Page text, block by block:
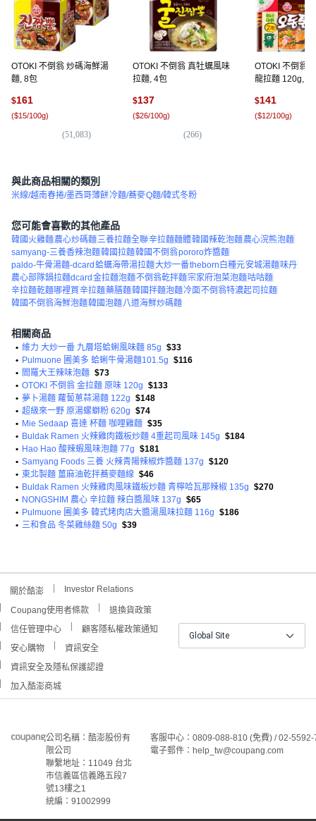
OTOKI 不倒翁 炒碼海鮮湯
麵, 8包
$161
($15/100g)
(51,083)
OTOKI 不倒翁 真牡蠣風味
拉麵, 4包
$137
($26/100g)
(266)
OTOKI 不倒翁
龍拉麵 120g,
$141
($12/100g)
與此商品相關的類別
米線/越南春捲/墨西哥薄餅冷麵/蕎麥Q麵/韓式冬粉
您可能會喜歡的其他產品
韓國火雞麵農心炒碼麵三養拉麵全聯辛拉麵麵體韓國辣乾泡麵農心浣熊泡麵
samyang-三養香辣泡麵韓國拉麵韓國不倒翁pororo炸醬麵
paldo-牛骨湯麵-dcard 蛤蠣海帶湯拉麵大炒一番theborn白種元安城湯麵味丹
農心部隊鍋拉麵dcard金拉麵泡麵不倒翁乾拌麵宗家府泡菜泡麵咕咕麵
辛拉麵乾麵哪裡買辛拉麵藥膳麵韓國拌麵泡麵冷面不倒翁特濃起司拉麵
韓國不倒翁海鮮泡麵韓國泡麵八道海鮮炒碼麵
相關商品
• 維力 大炒一番 九層塔蛤蜊風味麵 85g $33
• Pulmuone 圃美多 蛤蜊牛骨湯麵101.5g $116
• 閻羅大王辣味泡麵 $73
• OTOKI 不倒翁 金拉麵 原味 120g $133
• 夢卜湯麵 蘿蔔蔥蒜湯麵 122g $148
• 超級來一野 原湯螺螄粉 620g $74
• Mie Sedaap 喜達 杯麵 咖哩雞麵 $35
• Buldak Ramen 火辣雞肉鐵板炒麵 4重起司風味 145g $184
• Hao Hao 酸辣蝦風味泡麵 77g $181
• Samyang Foods 三養 火辣青陽辣椒炸醬麵 137g $120
• 東北製麵 薑麻油乾拌蕎麥麵線 $46
• Buldak Ramen 火辣雞肉風味鐵板炒麵 青檸哈瓦那辣椒 135g $270
• NONGSHIM 農心 辛拉麵 辣白醬風味 137g $65
• Pulmuone 圃美多 韓式烤肉店大醬湯風味拉麵 116g $186
• 三和食品 冬菜雞絲麵 50g $39
關於酷澎 Investor Relations
Coupang使用者條款
退換貨政策
信任管理中心
顧客隱私權政策通知
安心購物
資訊安全
資訊安全及隱私保護認證
加入酷澎商城
Global Site
公司名稱：酷澎股份有
限公司
聯繫地址：11049 台北
市信義區信義路五段7
號13樓之1
統編：91002999
客服中心：0809-088-810 (免費) / 02-
電子郵件：help_tw@coupang.com